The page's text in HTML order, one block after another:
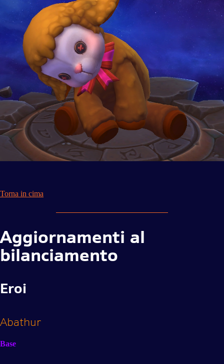
Torna in cima
Aggiornamenti al
bilanciamento
Eroi
Abathur
Base